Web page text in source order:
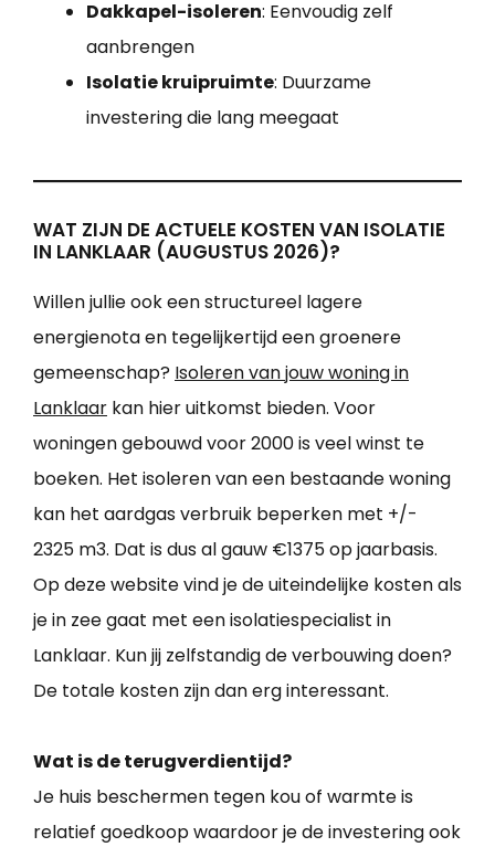
Dakkapel-isoleren: Eenvoudig zelf
aanbrengen
Isolatie kruipruimte: Duurzame
investering die lang meegaat
WAT ZIJN DE ACTUELE KOSTEN VAN ISOLATIE
IN LANKLAAR (AUGUSTUS 2026)?
Willen jullie ook een structureel lagere
energienota en tegelijkertijd een groenere
gemeenschap? Isoleren van jouw woning in
Lanklaar kan hier uitkomst bieden. Voor
woningen gebouwd voor 2000 is veel winst te
boeken. Het isoleren van een bestaande woning
kan het aardgas verbruik beperken met +/-
2325 m3. Dat is dus al gauw €1375 op jaarbasis.
Op deze website vind je de uiteindelijke kosten als
je in zee gaat met een isolatiespecialist in
Lanklaar. Kun jij zelfstandig de verbouwing doen?
De totale kosten zijn dan erg interessant.
Wat is de terugverdientijd?
Je huis beschermen tegen kou of warmte is
relatief goedkoop waardoor je de investering ook